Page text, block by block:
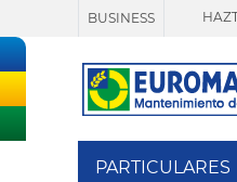
BUSINESS
PARTICULARES